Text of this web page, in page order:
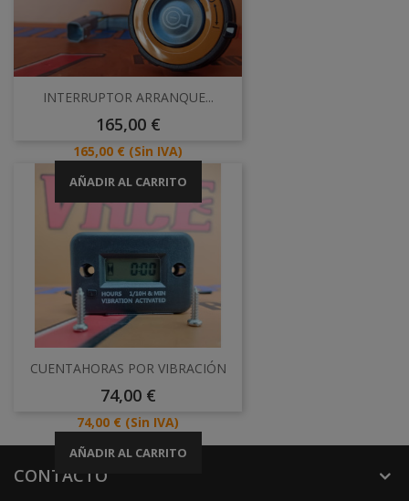
INTERRUPTOR ARRANQUE...
Precio
165,00 €
Precio
165,00 € (Sin IVA)
AÑADIR AL CARRITO
CUENTAHORAS POR VIBRACIÓN
Precio
74,00 €
Precio
74,00 € (Sin IVA)
AÑADIR AL CARRITO
CONTACTO